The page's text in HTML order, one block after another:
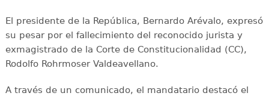
El presidente de la República, Bernardo Arévalo, expresó
su pesar por el fallecimiento del reconocido jurista y
exmagistrado de la Corte de Constitucionalidad (CC),
Rodolfo Rohrmoser Valdeavellano.
A través de un comunicado, el mandatario destacó el